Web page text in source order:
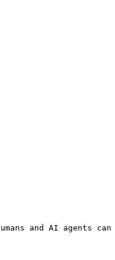
and AI agents